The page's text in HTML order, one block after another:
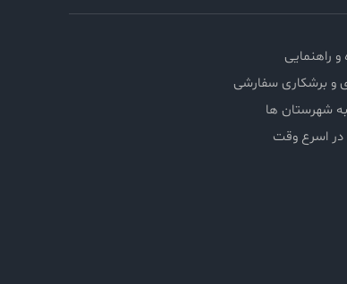
و راهنمایی
و برشکاری سفارشی
شهرستان ها
در اسرع وقت